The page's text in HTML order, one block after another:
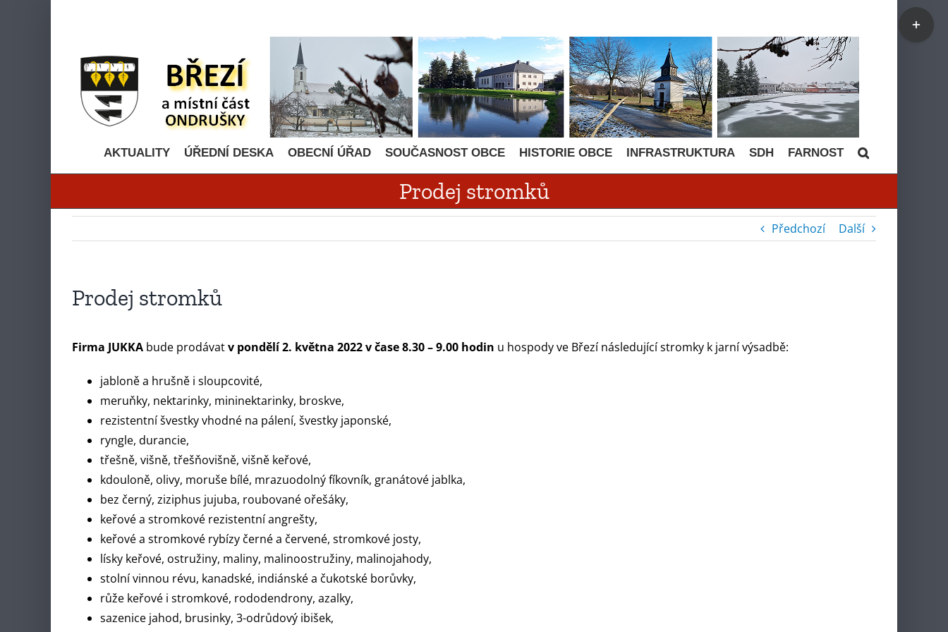
AKTUALITY ÚŘEDNÍ DESKA OBECNÍ ÚŘAD SOUČASNOST OBCE HISTORIE OBCE INFRASTRUKTURA SDH FARNOST
Prodej stromků
Předchozí Další
Prodej stromků
Firma JUKKA bude prodávatv pondělí 2. května 2022 v čase 8.30 – 9.00 hodin u hospody ve Březí následující stromky k jarní výsadbě:
jabloně a hrušně i sloupcovité,
meruňky, nektarinky, mininektarinky, broskve,
rezistentní švestky vhodné na pálení, švestky japonské,
ryngle, durancie,
třešně, višně, třešňovišně, višně keřové,
kdouloně, olivy, moruše bílé, mrazuodolný fíkovník, granátové jablka,
bez černý, ziziphus jujuba, roubované ořešáky,
keřové a stromkové rezistentní angrešty,
keřové a stromkové rybízy černé a červené, stromkové josty,
lísky keřové, ostružiny, maliny, malinoostružiny, malinojahody,
stolní vinnou révu, kanadské, indiánské a čukotské borůvky,
růže keřové i stromkové, rododendrony, azalky,
sazenice jahod, brusinky, 3-odrůdový ibišek,
Toggle
Sliding